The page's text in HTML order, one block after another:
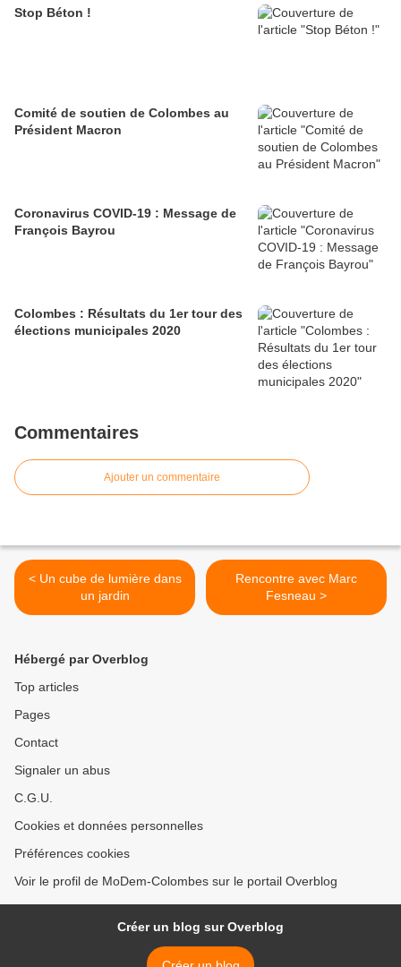
Stop Béton !
Comité de soutien de Colombes au
Président Macron
Coronavirus COVID-19 : Message de
François Bayrou
Colombes : Résultats du 1er tour des
élections municipales 2020
Commentaires
Ajouter un commentaire
< Un cube de lumière dans
un jardin
Rencontre avec Marc
Fesneau >
Hébergé par Overblog
Top articles
Pages
Contact
Signaler un abus
C.G.U.
Cookies et données personnelles
Préférences cookies
Voir le profil de MoDem-Colombes sur le portail Overblog
Créer un blog sur Overblog